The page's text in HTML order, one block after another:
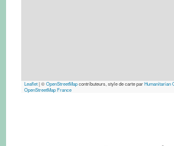
Leaflet|©OpenStreetMapcontributeurs, style de carte parHumanitarian
OpenStreetMap France